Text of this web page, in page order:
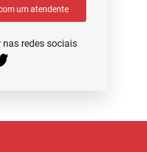
Quero falar com um atendente
redes sociais